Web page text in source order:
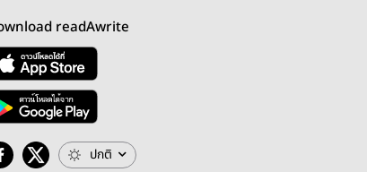
readAwrite
ปกติ